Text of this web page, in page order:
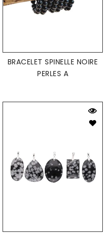
BRACELET SPINELLE NOIRE
PERLES A